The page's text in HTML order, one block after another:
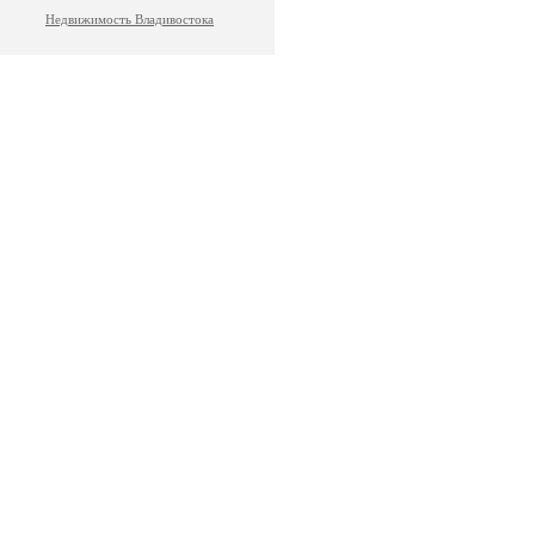
Недвижимость Владивостока